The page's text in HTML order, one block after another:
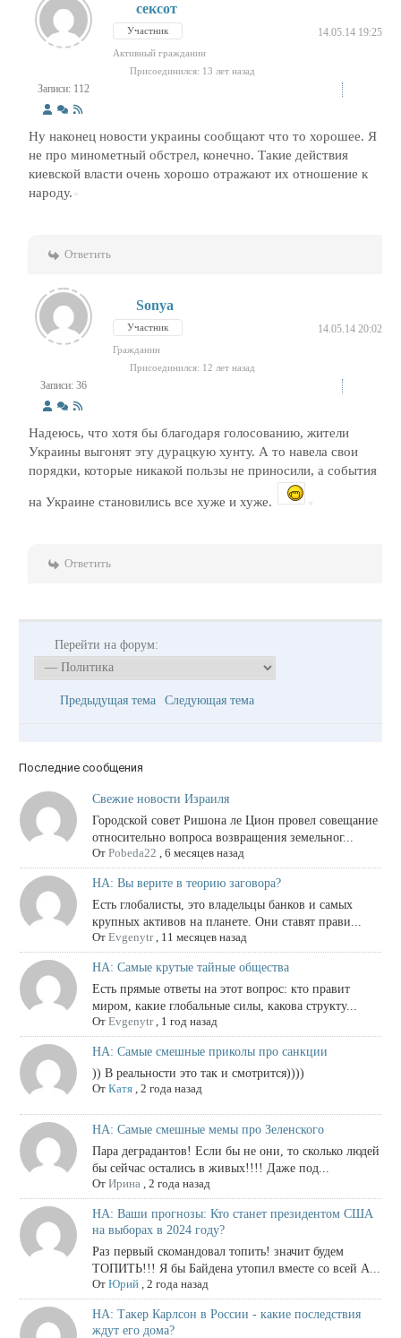
Записи: 112
сексот
Участник 14.05.14 19:25
Активный гражданин
Присоединился: 13 лет назад
Ну наконец новости украины сообщают что то хорошее. Я
не про минометный обстрел, конечно. Такие действия
киевской власти очень хорошо отражают их отношение к
народу.
Ответить
Записи: 36
Sonya
Участник 14.05.14 20:02
Гражданин
Присоединился: 12 лет назад
Надеюсь, что хотя бы благодаря голосованию, жители
Украины выгонят эту дурацкую хунту. А то навела свои
порядки, которые никакой пользы не приносили, а события
на Украине становились все хуже и хуже.
Ответить
Перейти на форум:
Предыдущая тема Следующая тема
Последние сообщения
Свежие новости Израиля
Городской совет Ришона ле Цион провел совещание
относительно вопроса возвращения земельног...
От Pobeda22 , 6 месяцев назад
НА: Вы верите в теорию заговора?
Есть глобалисты, это владельцы банков и самых
крупных активов на планете. Они ставят прави...
От Evgenytr, 11 месяцев назад
НА: Самые крутые тайные общества
Есть прямые ответы на этот вопрос: кто правит
миром, какие глобальные силы, какова структу...
От Evgenytr, 1 год назад
НА: Самые смешные приколы про санкции
)) В реальности это так и смотрится))))
От Катя, 2 года назад
НА: Самые смешные мемы про Зеленского
Пара деградантов! Если бы не они, то сколько людей
бы сейчас остались в живых!!!! Даже под...
От Ирина 2 года назад
НА: Ваши прогнозы: Кто станет президентом США
на выборах в 2024 году?
Раз первый скомандовал топить! значит будем
ТОПИТЬ!!! Я бы Байдена утопил вместе со всей А...
От Юрий, 2 года назад
НА: Такер Карлсон в России - какие последствия
ждут его дома?